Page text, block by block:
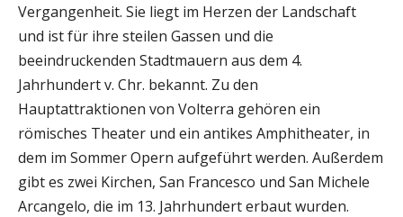
Vergangenheit. Sie liegt im Herzen der Landschaft
und ist für ihre steilen Gassen und die
beeindruckenden Stadtmauern aus dem 4.
Jahrhundert v. Chr. bekannt. Zu den
Hauptattraktionen von Volterra gehören ein
römisches Theater und ein antikes Amphitheater, in
dem im Sommer Opern aufgeführt werden. Außerdem
gibt es zwei Kirchen, San Francesco und San Michele
Arcangelo, die im 13. Jahrhundert erbaut wurden.